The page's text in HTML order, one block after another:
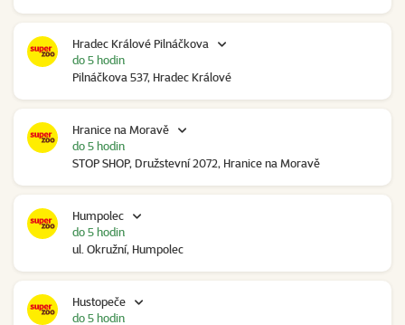
Hradec Králové Pilnáčkova
Pilnáčkova 537, Hradec Králové
do 5 hodin
Hranice na Moravě
STOP SHOP, Družstevní 2072, Hranice na Moravě
do 5 hodin
Humpolec
ul. Okružní, Humpolec
do 5 hodin
Hustopeče
do 5 hodin